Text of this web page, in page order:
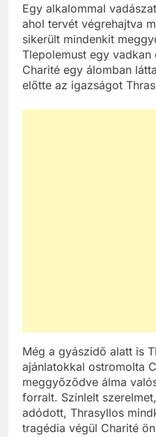
Egy alkalommal
ahol tervét végrehajtva
sikerült mindenkit
Tlepolemust egy
Charité egy álomban
előtte az igazságot
Még a gyászidő alatt is
ajánlatokkal ostromolta
meggyőződve álma
forralt. Színlelt
adódott, Thrasyllos
tragédia végül Charité